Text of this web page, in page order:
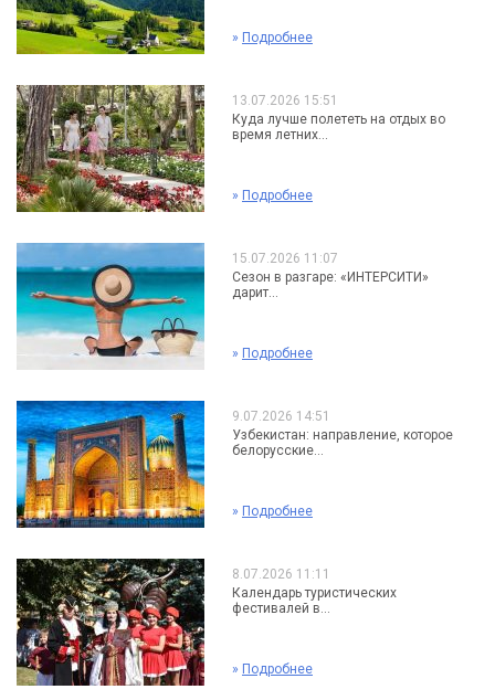
» Подробнее
13.07.2026 15:51
Куда лучше полететь на отдых во
время летних...
» Подробнее
15.07.2026 11:07
Сезон в разгаре: «ИНТЕРСИТИ»
дарит...
» Подробнее
9.07.2026 14:51
Узбекистан: направление, которое
белорусские...
» Подробнее
8.07.2026 11:11
Календарь туристических
фестивалей в...
» Подробнее